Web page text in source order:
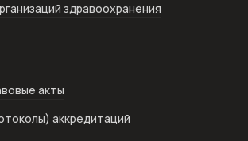
здравоохранения
акты
аккредитаций